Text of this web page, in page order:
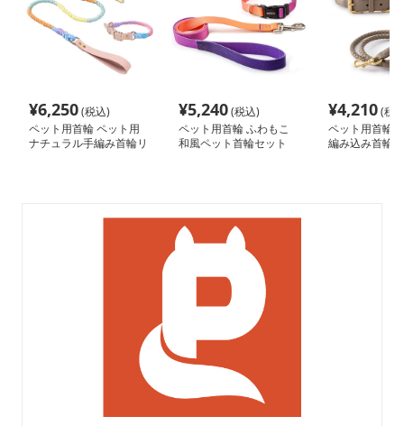
¥6,250(税込)
ペット用首輪 ペット用
ナチュラル手編み首輪リ
¥5,240(税込)
ペット用首輪 ふわもこ
和風ペット首輪セット
¥4,210(税
ペット用首輪
編み込み首輪